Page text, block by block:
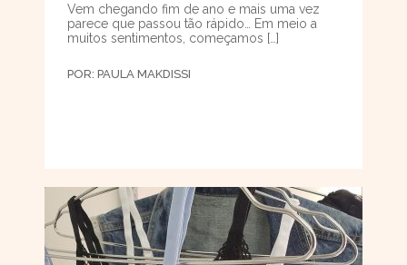
Vem chegando fim de ano e mais uma vez
parece que passou tão rápido… Em meio a
muitos sentimentos, começamos […]
POR: PAULA MAKDISSI